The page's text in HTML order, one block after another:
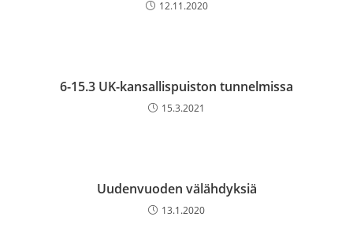
12.11.2020
6-15.3 UK-kansallispuiston tunnelmissa
15.3.2021
Uudenvuoden välähdyksiä
13.1.2020